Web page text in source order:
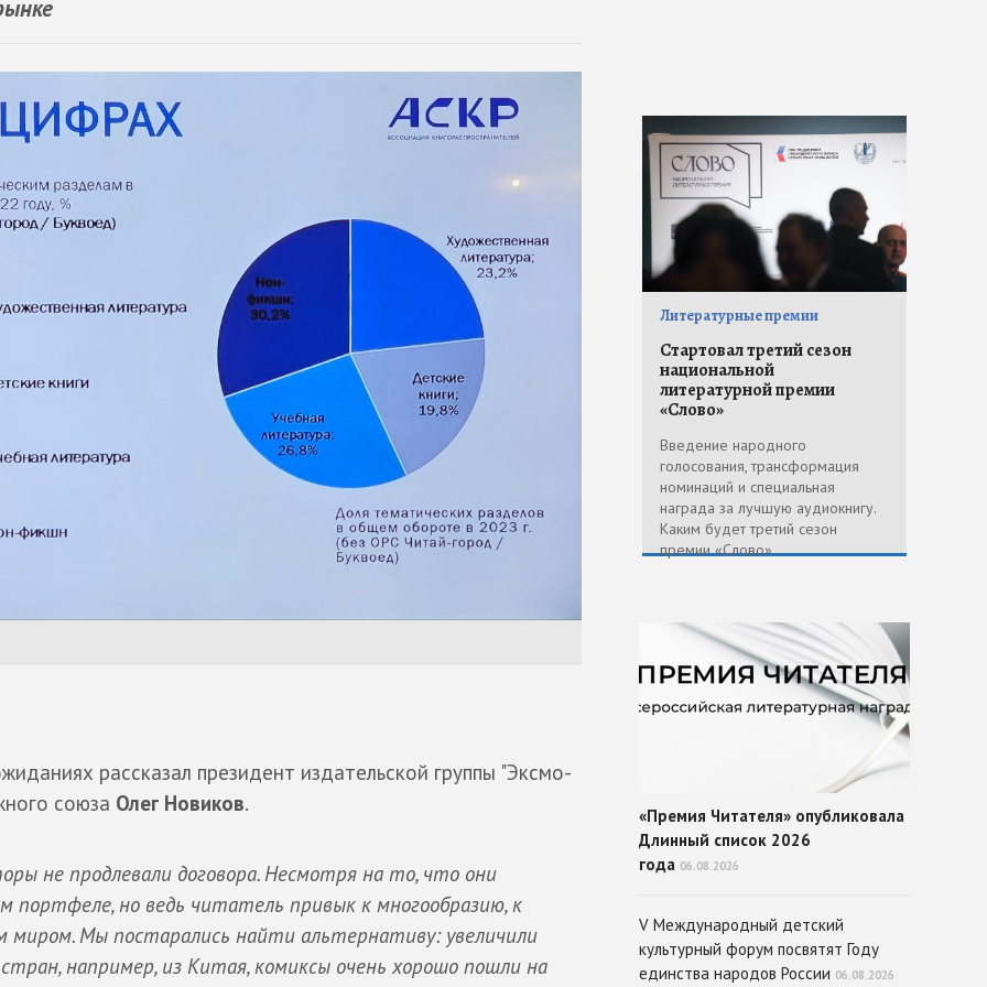
рассказал президент издательской группы "Эксмо-
союза Олег Новиков.
не продлевали договора. Несмотря на то, что они
портфеле, но ведь читатель привык к многообразию, к
миром. Мы постарались найти альтернативу: увеличили
например, из Китая, комиксы очень хорошо пошли на
Литературные премии
Стартовал третий сезон
национальной
литературной премии
«Слово»
Введение народного
голосования, трансформация
номинаций и специальная
награда за лучшую аудиокнигу.
Каким будет третий сезон
премии «Слово»
«Премия Читателя» опубликовала
Длинный список 2026
года 06.08.2026
V Международный детский
культурный форум посвятят Году
единства народов России 06.08.2026